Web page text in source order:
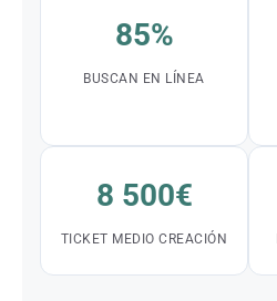
85%
BUSCAN EN LÍNEA
8 500€
TICKET MEDIO CREACIÓN